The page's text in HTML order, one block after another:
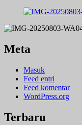
Meta
Masuk
Feed entri
Feed komentar
WordPress.org
Terbaru